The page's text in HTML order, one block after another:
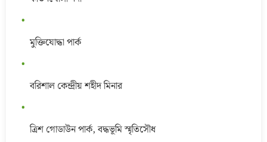
মুক্তিযোদ্ধা পার্ক
বরিশাল কেন্দ্রীয় শহীদ মিনার
ত্রিশ গোডাউন পার্ক, বদ্ধভূমি স্মৃতিসৌধ